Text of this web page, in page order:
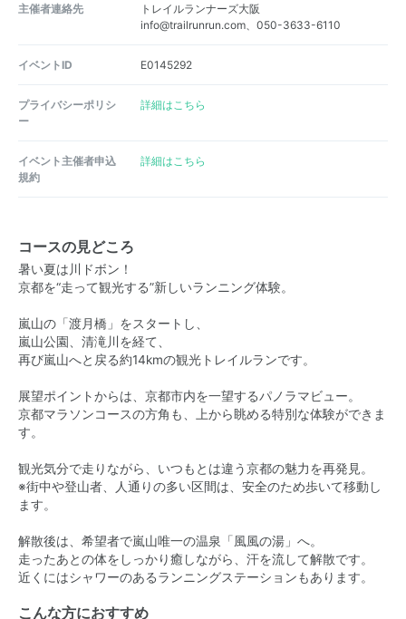
主催者連絡先
トレイルランナーズ大阪
info@trailrunrun.com、050-3633-6110
イベントID E0145292
プライバシーポリシ
ー
詳細はこちら
イベント主催者申込
規約
詳細はこちら
コースの見どころ
暑い夏は川ドボン！
京都を“走って観光する”新しいランニング体験。
嵐山の「渡月橋」をスタートし、
嵐山公園、清滝川を経て、
再び嵐山へと戻る約14kmの観光トレイルランです。
展望ポイントからは、京都市内を一望するパノラマビュー。
京都マラソンコースの方角も、上から眺める特別な体験ができま
す。
観光気分で走りながら、いつもとは違う京都の魅力を再発見。
※街中や登山者、人通りの多い区間は、安全のため歩いて移動し
ます。
解散後は、希望者で嵐山唯一の温泉「風風の湯」へ。
走ったあとの体をしっかり癒しながら、汗を流して解散です。
近くにはシャワーのあるランニングステーションもあります。
こんな方におすすめ